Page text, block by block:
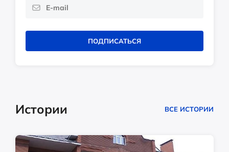
ПОДПИСАТЬСЯ
Истории ВСЕ ИСТОРИИ